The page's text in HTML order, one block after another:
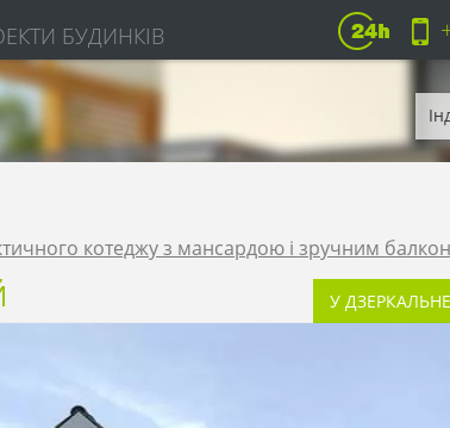
БУДИНКІВ
котеджу з мансардою і зручним
У